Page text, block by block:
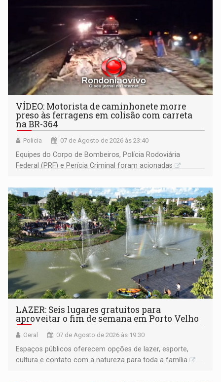
VÍDEO: Motorista de caminhonete morre
preso às ferragens em colisão com carreta
na BR-364
Polícia 07 de Agosto de 2026 às 23:40
Equipes do Corpo de Bombeiros, Polícia Rodoviária
Federal (PRF) e Perícia Criminal foram acionadas
LAZER: Seis lugares gratuitos para
aproveitar o fim de semana em Porto Velho
Geral 07 de Agosto de 2026 às 19:30
Espaços públicos oferecem opções de lazer, esporte,
cultura e contato com a natureza para toda a família